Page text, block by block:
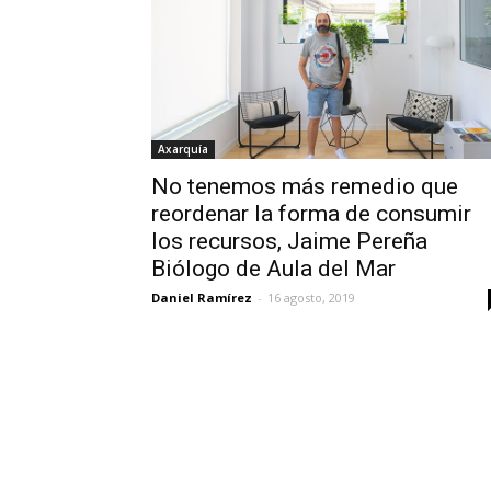
Axarquía
No tenemos más remedio que
reordenar la forma de consumir
los recursos, Jaime Pereña
Biólogo de Aula del Mar
Daniel Ramírez - 16 agosto, 2019